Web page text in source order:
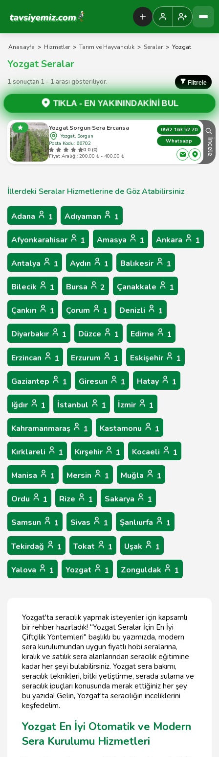
Tavsiyemiz Anasayfa
Anasayfa > Hizmetler > Tarım ve Hayvancılık > Seralar > Yozgat
Yozgat Seralar
1 sonuçtan 1 - 1 arası gösteriliyor. Filtrele
TIKLA - EN YAKININDAKİNİ BUL
Yozgat Sorgun Sera Ercansa
Yozgat, Sorgun
Posta Kodu: 66702
0.0 (0)
Fiyat Aralığı: 200,00 ₺ - 400,00 ₺
0532 163 52 70
Whatsapp
İncele
İllerdeki Seralar Hizmetlerine de Göz Atabilirsiniz
Adana 1 Adıyaman 1
Afyonkarahisar 1 Amasya 1 Ankara 1
Antalya 1 Aydın 1 Balıkesir 1
Bilecik 1 Bursa 2 Çanakkale 1
Çankırı 1 Çorum 1 Denizli 1
Diyarbakır 1 Düzce 1 Edirne 1
Erzincan 1 Erzurum 1 Eskişehir 1
Gaziantep 1 Giresun 1 Hatay 1
Iğdır 1 İstanbul 1 İzmir 1
Kahramanmaraş 1 Kastamonu 1
Kırklareli 1 Kırşehir 1 Kocaeli 1
Manisa 1 Mersin 1 Muğla 1
Ordu 1 Rize 1 Sakarya 1
Samsun 1 Sivas 1 Şanlıurfa 1
Tekirdağ 1 Tokat 1 Uşak 1
Yalova 1 Yozgat 1 Zonguldak 1
Yozgat'ta seracılık yapmak isteyenler için kapsamlı
bir rehber hazırladık! "Yozgat Seralar İçin En İyi
Çiftçilik Yöntemleri" başlıklı bu yazımızda, modern
sera kurulumundan uygun fiyatlı hobi seralarına,
kiralık ve satılık sera alanlarından seracılık eğitimine
kadar her şeyi bulabilirsiniz. Yozgat sera bakımı,
seracılık teknikleri, bitki yetiştirme, serada sulama ve
seracılık ipuçları konusunda merak ettiğiniz her şey
bu yazıda! Gelin, Yozgat'ta seracılığın inceliklerini
keşfedelim.
Yozgat En İyi Otomatik ve Modern
Sera Kurulumu Hizmetleri